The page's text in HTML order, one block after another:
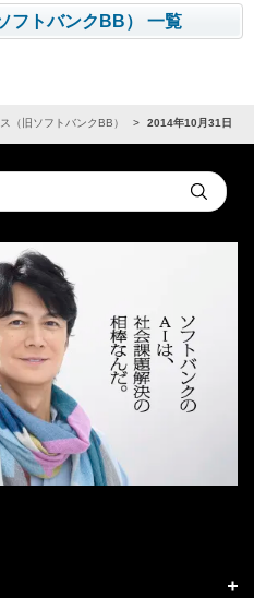
フトバンクBB） 一覧
（旧ソフトバンクBB） 2014年10月31日
Submit